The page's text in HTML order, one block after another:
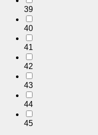
39
40
41
42
43
44
45